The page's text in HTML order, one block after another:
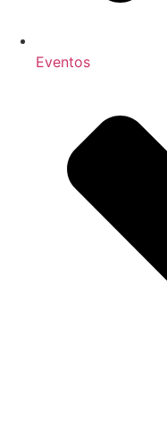
Eventos